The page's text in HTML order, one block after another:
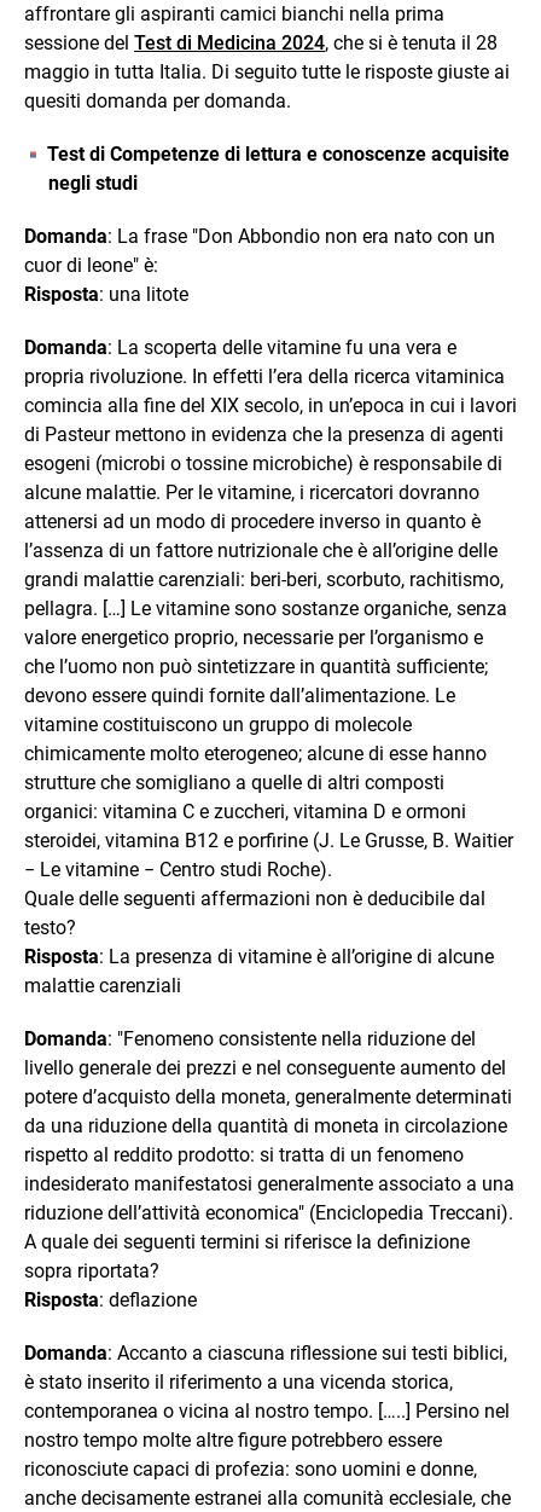
affrontare gli aspiranti camici bianchi nella prima
sessione del Test di Medicina 2024, che si è tenuta il 28
maggio in tutta Italia. Di seguito tutte le risposte giuste ai
quesiti domanda per domanda.
Test di Competenze di lettura e conoscenze acquisite
negli studi
Domanda: La frase "Don Abbondio non era nato con un
cuor di leone" è:
Risposta: una litote
Domanda: La scoperta delle vitamine fu una vera e
propria rivoluzione. In effetti l’era della ricerca vitaminica
comincia alla fine del XIX secolo, in un’epoca in cui i lavori
di Pasteur mettono in evidenza che la presenza di agenti
esogeni (microbi o tossine microbiche) è responsabile di
alcune malattie. Per le vitamine, i ricercatori dovranno
attenersi ad un modo di procedere inverso in quanto è
l’assenza di un fattore nutrizionale che è all’origine delle
grandi malattie carenziali: beri-beri, scorbuto, rachitismo,
pellagra. […] Le vitamine sono sostanze organiche, senza
valore energetico proprio, necessarie per l’organismo e
che l’uomo non può sintetizzare in quantità sufficiente;
devono essere quindi fornite dall’alimentazione. Le
vitamine costituiscono un gruppo di molecole
chimicamente molto eterogeneo; alcune di esse hanno
strutture che somigliano a quelle di altri composti
organici: vitamina C e zuccheri, vitamina D e ormoni
steroidei, vitamina B12 e porfirine (J. Le Grusse, B. Waitier
− Le vitamine − Centro studi Roche).
Quale delle seguenti affermazioni non è deducibile dal
testo?
Risposta: La presenza di vitamine è all’origine di alcune
malattie carenziali
Domanda: "Fenomeno consistente nella riduzione del
livello generale dei prezzi e nel conseguente aumento del
potere d’acquisto della moneta, generalmente determinati
da una riduzione della quantità di moneta in circolazione
rispetto al reddito prodotto: si tratta di un fenomeno
indesiderato manifestatosi generalmente associato a una
riduzione dell’attività economica" (Enciclopedia Treccani).
A quale dei seguenti termini si riferisce la definizione
sopra riportata?
Risposta: deflazione
Domanda: Accanto a ciascuna riflessione sui testi biblici,
è stato inserito il riferimento a una vicenda storica,
contemporanea o vicina al nostro tempo. […..] Persino nel
nostro tempo molte altre figure potrebbero essere
riconosciute capaci di profezia: sono uomini e donne,
anche decisamente estranei alla comunità ecclesiale, che